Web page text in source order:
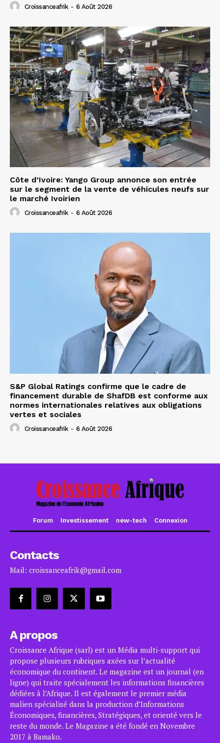
Croissanceafrik - 6 Août 2026
Côte d’Ivoire: Yango Group annonce son entrée
sur le segment de la vente de véhicules neufs sur
le marché Ivoirien
Croissanceafrik - 6 Août 2026
S&P Global Ratings confirme que le cadre de
financement durable de ShafDB est conforme aux
normes internationales relatives aux obligations
vertes et sociales
Croissanceafrik - 6 Août 2026
Forum Investissement new-tech Connexion
Contacts
Mail: croissanceafrik@gmail.com
A propos
Croissance Afrique (sarl) est un Média multi-support qui
propose plusieurs rubriques axées sur l’actualité
économique du continent. Le magazine est un journal (en
ligne) qui traite spécialement les informations financières
dédiées à l’Afrique. Il est également le premier média
malien spécialisé dans la production d’Informations
Économiques, financières, Stratégiques, et orienté vers le
reste du monde. Le Magazine a été fondé en Novembre
2017 à Bamako.